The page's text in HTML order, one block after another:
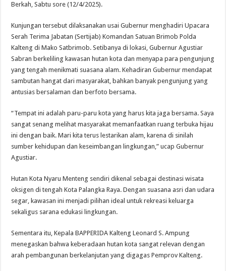
Berkah, Sabtu sore (12/4/2025).
Kunjungan tersebut dilaksanakan usai Gubernur menghadiri Upacara
Serah Terima Jabatan (Sertijab) Komandan Satuan Brimob Polda
Kalteng di Mako Satbrimob. Setibanya di lokasi, Gubernur Agustiar
Sabran berkeliling kawasan hutan kota dan menyapa para pengunjung
yang tengah menikmati suasana alam. Kehadiran Gubernur mendapat
sambutan hangat dari masyarakat, bahkan banyak pengunjung yang
antusias bersalaman dan berfoto bersama.
“Tempat ini adalah paru-paru kota yang harus kita jaga bersama. Saya
sangat senang melihat masyarakat memanfaatkan ruang terbuka hijau
ini dengan baik. Mari kita terus lestarikan alam, karena di sinilah
sumber kehidupan dan keseimbangan lingkungan,” ucap Gubernur
Agustiar.
Hutan Kota Nyaru Menteng sendiri dikenal sebagai destinasi wisata
oksigen di tengah Kota Palangka Raya. Dengan suasana asri dan udara
segar, kawasan ini menjadi pilihan ideal untuk rekreasi keluarga
sekaligus sarana edukasi lingkungan.
Sementara itu, Kepala BAPPERIDA Kalteng Leonard S. Ampung
menegaskan bahwa keberadaan hutan kota sangat relevan dengan
arah pembangunan berkelanjutan yang digagas Pemprov Kalteng.